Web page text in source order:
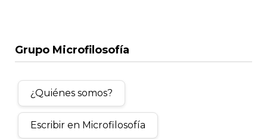
Grupo Microfilosofía
¿Quiénes somos?
Escribir en Microfilosofía